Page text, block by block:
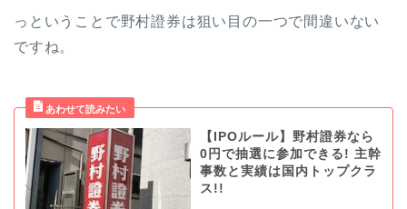
っということで野村證券は狙い目の一つで間違いない
ですね。
【IPOルール】野村證券なら
0円で抽選に参加できる! 主幹
事数と実績は国内トップクラ
ス!!